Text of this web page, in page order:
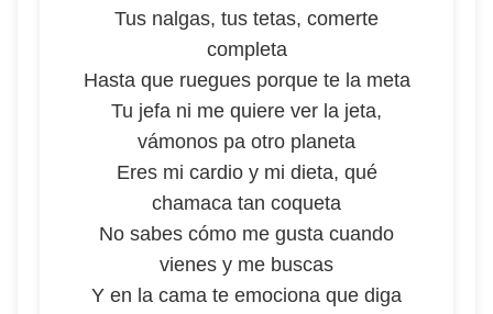
Tus nalgas, tus tetas, comerte
completa
Hasta que ruegues porque te la meta
Tu jefa ni me quiere ver la jeta,
vámonos pa otro planeta
Eres mi cardio y mi dieta, qué
chamaca tan coqueta
No sabes cómo me gusta cuando
vienes y me buscas
Y en la cama te emociona que diga